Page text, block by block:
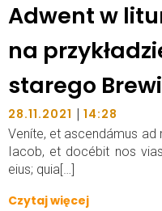
Adwent w
na
starego
28.11.2021 | 14:28
Veníte, et ascendámus
Iacob, et docébit nos
eius; quia[…]
Czytaj więcej